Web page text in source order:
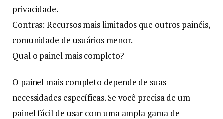
privacidade.
Contras: Recursos mais limitados que outros painéis,
comunidade de usuários menor.
Qual o painel mais completo?
O painel mais completo depende de suas
necessidades específicas. Se você precisa de um
painel fácil de usar com uma ampla gama de